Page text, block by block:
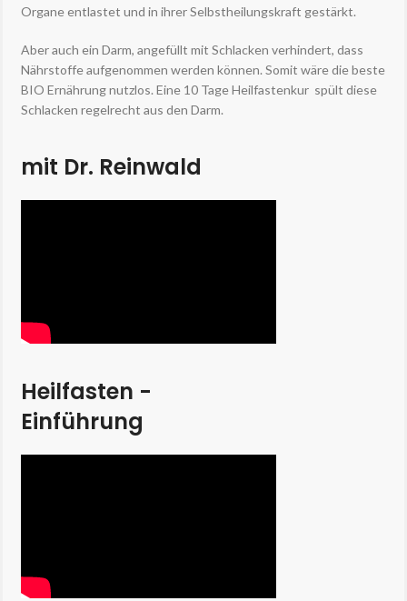
Organe entlastet und in ihrer Selbstheilungskraft gestärkt.
Aber auch ein Darm, angefüllt mit Schlacken verhindert, dass
Nährstoffe aufgenommen werden können. Somit wäre die beste
BIO Ernährung nutzlos. Eine 10 Tage Heilfastenkur spült diese
Schlacken regelrecht aus den Darm.
mit Dr. Reinwald
Heilfasten -
Einführung